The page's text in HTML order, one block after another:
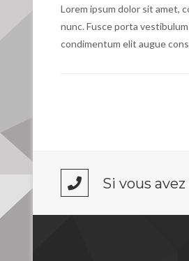
Lorem ipsum dolor sit amet,
nunc. Fusce porta
condimentum elit augue
Si vous